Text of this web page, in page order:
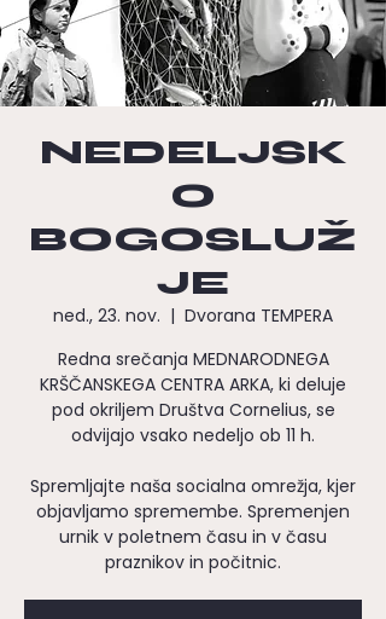
NEDELJSK
O
BOGOSLUŽ
JE
ned., 23. nov.
  |
Dvorana TEMPERA
Redna srečanja MEDNARODNEGA
KRŠČANSKEGA CENTRA ARKA, ki deluje
pod okriljem Društva Cornelius, se
odvijajo vsako nedeljo ob 11 h.
Spremljajte naša socialna omrežja, kjer
objavljamo spremembe. Spremenjen
urnik v poletnem času in v času
praznikov in počitnic.